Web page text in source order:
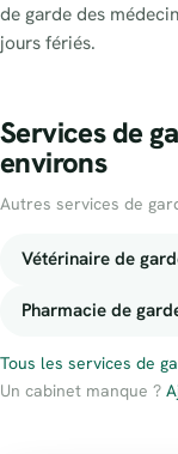
de garde des
jours fériés.
Services de
environs
Autres services de
Vétérinaire de
Pharmacie de
Tous les services de
Un cabinet manque ?